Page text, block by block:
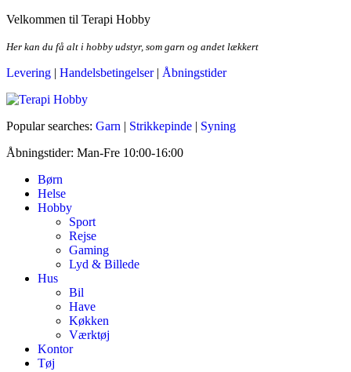
Skip
the
Velkommen til Terapi Hobby
Her kan du få alt i hobby udstyr, som garn og andet lækkert
Levering | Handelsbetingelser| Åbningstider
Terapi Hobby
Popular searches: Garn | Strikkepinde | Syning
Åbningstider: Man-Fre 10:00-16:00
Børn
Helse
Hobby
Sport
Rejse
Gaming
Lyd & Billede
Hus
Bil
Have
Køkken
Værktøj
Kontor
Tøj